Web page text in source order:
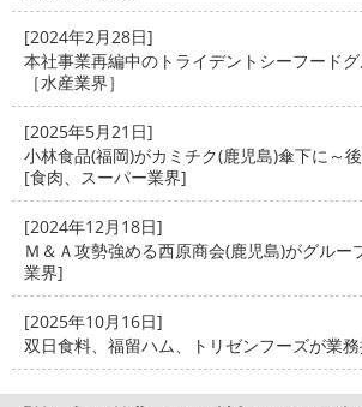
[2024年2月28日]
本社事業再編中のトライデントシーフード
［水産業界］
[2025年5月21日]
小林食品(福岡)がカミチク(鹿児島)傘下に～
[食肉、スーパー業界]
[2024年12月18日]
Ｍ＆Ａ攻勢強める西原商会(鹿児島)がグル
業界]
[2025年10月16日]
双日食料、福留ハム、トリゼンフーズが業